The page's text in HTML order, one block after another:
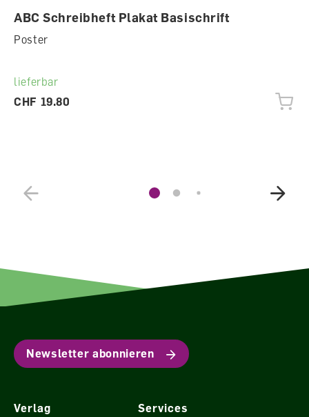
ABC Schreibheft Plakat Basischrift
Poster
lieferbar
CHF 19.80
Newsletter abonnieren
Verlag
Services